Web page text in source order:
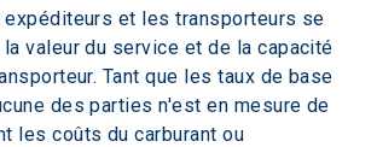
et les transporteurs se
valeur du service et de la capacité
Tant que les taux de base
des parties n'est en mesure de
les coûts du carburant ou